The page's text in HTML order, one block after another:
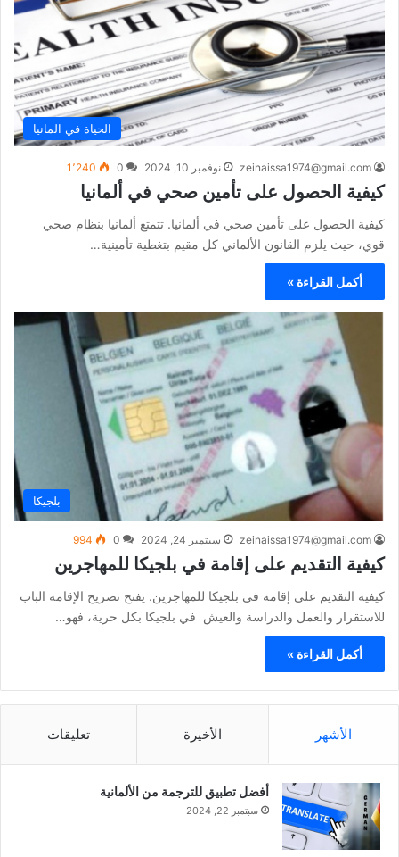
الحياة في المانيا
zeinaissa1974@gmail.com نوفمبر 10, 2024 0 1٬240
كيفية الحصول على تأمين صحي في ألمانيا
كيفية الحصول على تأمين صحي في ألمانيا. تتمتع ألمانيا بنظام صحي
قوي، حيث يلزم القانون الألماني كل مقيم بتغطية تأمينية…
أكمل القراءة »
بلجيكا
zeinaissa1974@gmail.com سبتمبر 24, 2024 0
994
كيفية التقديم على إقامة في بلجيكا للمهاجرين
كيفية التقديم على إقامة في بلجيكا للمهاجرين. يفتح تصريح الإقامة الباب
للاستقرار والعمل والدراسة والعيش في بلجيكا بكل حرية، فهو…
أكمل القراءة »
الأشهر الأخيرة تعليقات
أفضل تطبيق للترجمة من الألمانية
سبتمبر 22, 2024